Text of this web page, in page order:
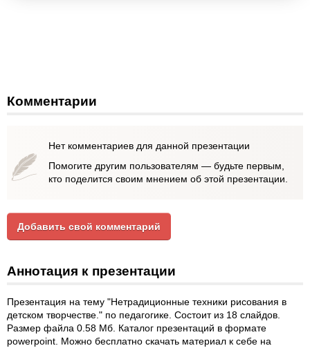
Комментарии
Нет комментариев для данной презентации
Помогите другим пользователям — будьте первым,
кто поделится своим мнением об этой презентации.
Добавить свой комментарий
Аннотация к презентации
Презентация на тему "Нетрадиционные техники рисования в
детском творчестве." по педагогике. Состоит из 18 слайдов.
Размер файла 0.58 Мб. Каталог презентаций в формате
powerpoint. Можно бесплатно скачать материал к себе на